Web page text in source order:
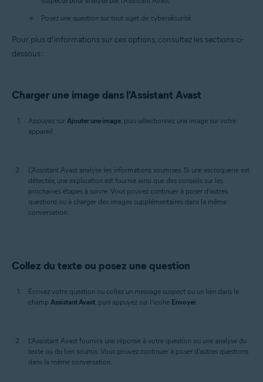
Posez une question sur tout sujet de cybersécurité.
Pour plus d’informations sur ces options, consultez les sections ci-
dessous :
Charger une image dans l'Assistant Avast
Appuyez sur Ajouter une image, puis sélectionnez une image sur votre
appareil.
L'Assistant Avast analyse les informations soumises. Si une escroquerie est
détectée, une explication est fournie ainsi que des conseils sur les
prochaines étapes à suivre. Vous pouvez continuer à poser d'autres
questions ou à charger des images supplémentaires dans la même
conversation.
Collez du texte ou posez une question
Écrivez votre question ou collez un message suspect ou un lien dans le
champ Assistant Avast, puis appuyez sur l’icône Envoyer.
L’Assistant Avast fournira une réponse à votre question ou une analyse du
texte ou du lien soumis. Vous pouvez continuer à poser d'autres questions
dans la même conversation.